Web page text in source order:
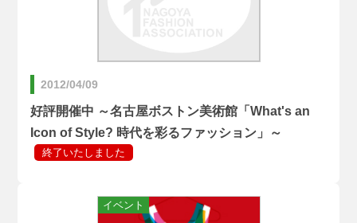
2012/04/09
好評開催中 ～名古屋ボストン美術館「What's an
Icon of Style? 時代を彩るファッション」～